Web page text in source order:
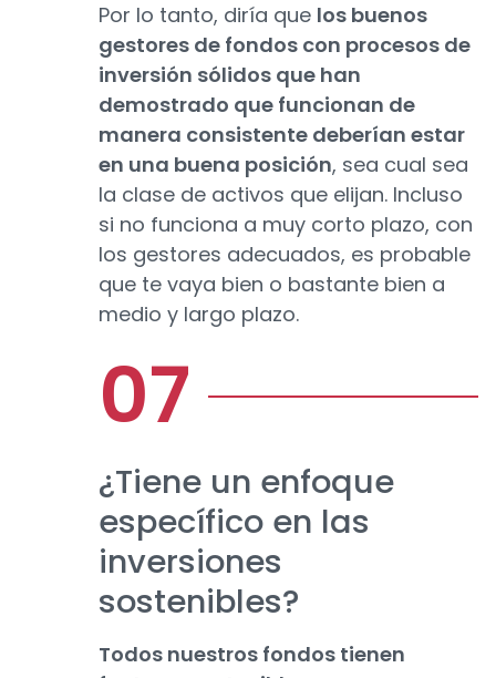
Por lo tanto, diría que los buenos
gestores de fondos con procesos de
inversión sólidos que han
demostrado que funcionan de
manera consistente deberían estar
en una buena posición, sea cual sea
la clase de activos que elijan. Incluso
si no funciona a muy corto plazo, con
los gestores adecuados, es probable
que te vaya bien o bastante bien a
medio y largo plazo.
¿Tiene un enfoque
específico en las
inversiones
sostenibles?
Todos nuestros fondos tienen